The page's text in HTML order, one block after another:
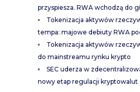
przyspiesza. RWA wchodzą do
Tokenizacja aktywów
tempa: majowe debiuty RWA
Tokenizacja aktywów
do mainstreamu rynku krypto
SEC uderza w
nowy etap regulacji kryptowalut